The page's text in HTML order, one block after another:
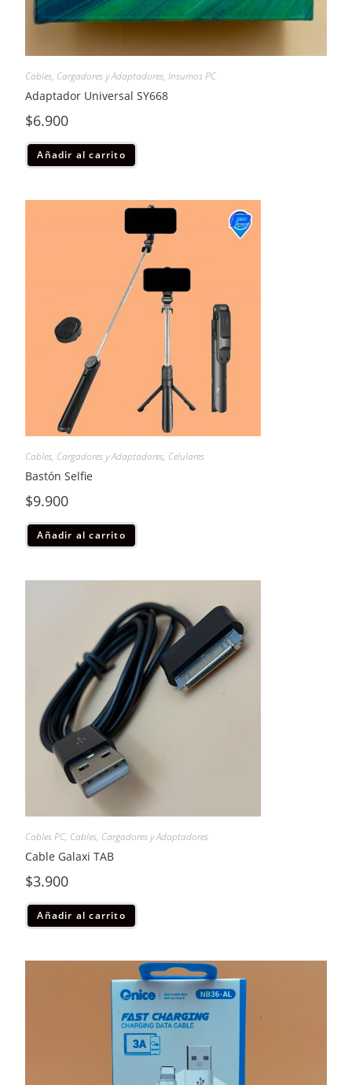
Cables, Cargadores y Adaptadores,Insumos PC
Adaptador Universal SY668
$6.900
Añadir al carrito
Cables, Cargadores y Adaptadores, Celulares
Bastón Selfie
$9.900
Añadir al carrito
Cables PC, Cables, Cargadores y Adaptadores
Cable Galaxi TAB
$3.900
Añadir al carrito